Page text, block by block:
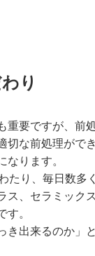
り
重要ですが、前
切な前処理がで
なります。
たり、毎日数多
ス、セラミック
す。
き出来るのか」